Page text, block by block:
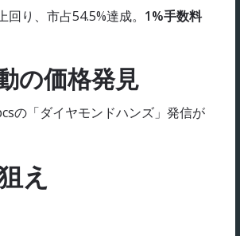
り、市占54.5%達成。 1%手数料
の価格発見
の「ダイヤモンドハンズ」発信が
え